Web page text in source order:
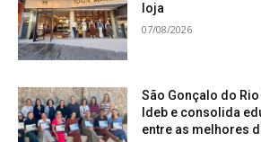
loja
07/08/2026
São Gonçalo do
Ideb e consolida
entre as melhores